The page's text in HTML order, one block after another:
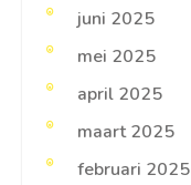
juni 2025
mei 2025
april 2025
maart 2025
februari 2025